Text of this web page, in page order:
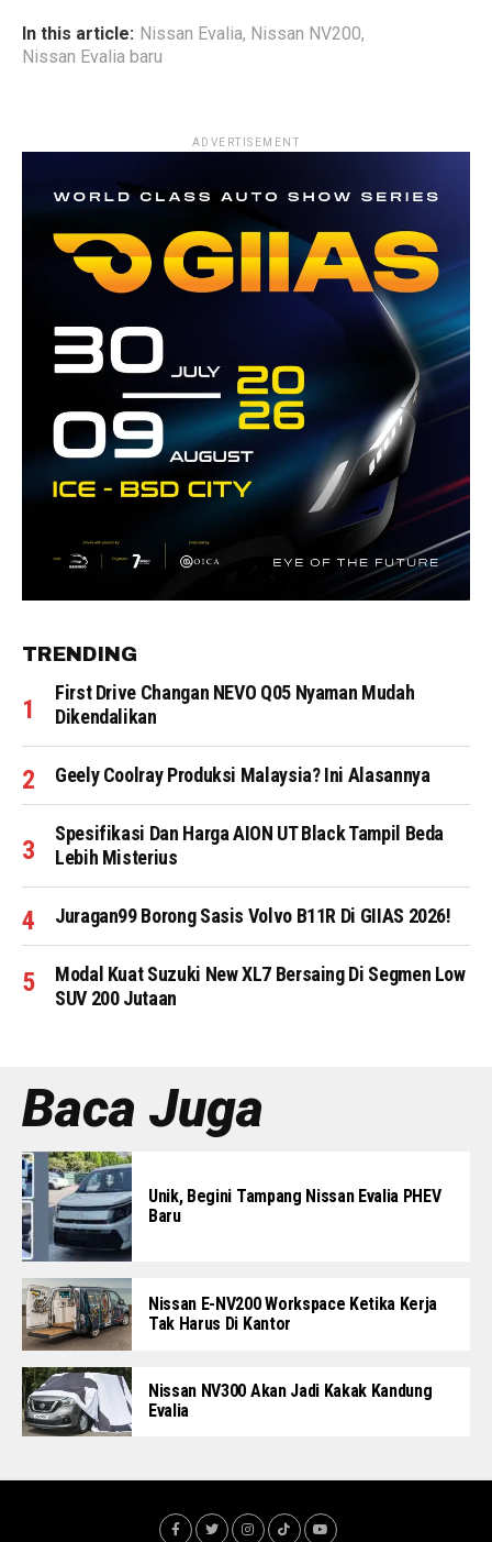
In this article: Nissan Evalia, Nissan NV200,
Nissan Evalia baru
ADVERTISEMENT
TRENDING
First Drive Changan NEVO Q05 Nyaman Mudah
Dikendalikan
Geely Coolray Produksi Malaysia? Ini Alasannya
Spesifikasi Dan Harga AION UT Black Tampil Beda
Lebih Misterius
Juragan99 Borong Sasis Volvo B11R Di GIIAS 2026!
Modal Kuat Suzuki New XL7 Bersaing Di Segmen Low
SUV 200 Jutaan
Baca Juga
Unik, Begini Tampang Nissan Evalia PHEV
Baru
Nissan E-NV200 Workspace Ketika Kerja
Tak Harus Di Kantor
Nissan NV300 Akan Jadi Kakak Kandung
Evalia